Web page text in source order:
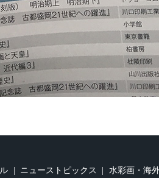
ニューストピックス 水彩画・海